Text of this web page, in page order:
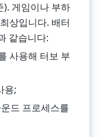
). 게임이나 부하
상입니다. 배터
같습니다:
사용해 터보 부
용;
드 프로세스를